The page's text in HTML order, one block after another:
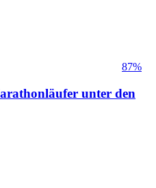
87%
unter den